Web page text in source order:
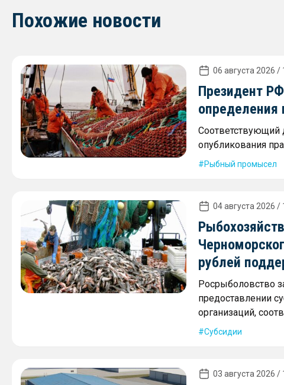
Похожие новости
06 августа 2026 /
Президент
определения
Соответствующий
опубликования
Рыбный промысел
04 августа 2026 /
рублей
Росрыболовство
предоставлении
организаций,
Субсидии
03 августа 2026 /